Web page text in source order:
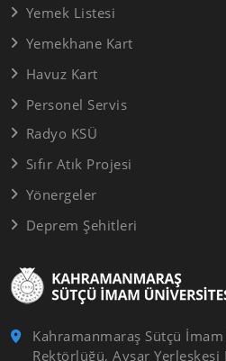
Kahramanmaraş Sütçü
Rektörlüğü, Avşar Yerleşkesi
Yemek Listesi
Yemekhane Kart
Havuz Kart
Personel Servis
Radyo KSÜ
Sıfır Atık Projesi
Yönergeler
Deprem Şehitleri